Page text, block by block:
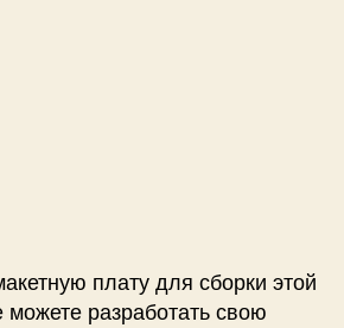
плату для сборки этой
разработать свою